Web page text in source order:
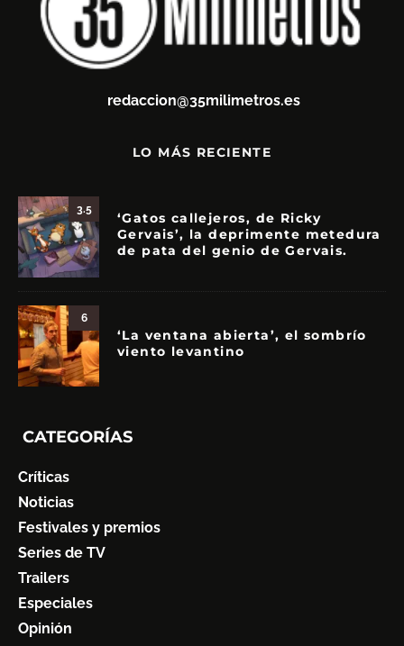
redaccion@35milimetros.es
LO MÁS RECIENTE
3.5
‘Gatos callejeros, de Ricky
Gervais’, la deprimente metedura
de pata del genio de Gervais.
6
‘La ventana abierta’, el sombrío
viento levantino
CATEGORÍAS
Críticas
Noticias
Festivales y premios
Series de TV
Trailers
Especiales
Opinión